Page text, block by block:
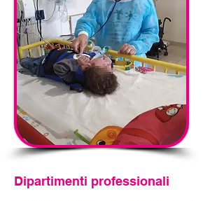
Dipartimenti professionali